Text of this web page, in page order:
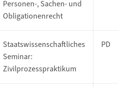
Personen-, Sachen- und
Obligationenrecht
Staatswissenschaftliches
Seminar:
Zivilprozesspraktikum
PD